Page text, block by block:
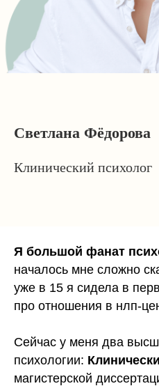
Светлана Фёдорова
Клинический психолог
Я большой фанат
началось мне сложно
уже в 15 я сидела в
про отношения в нлп-
Сейчас у меня два
психологии:
магистерской